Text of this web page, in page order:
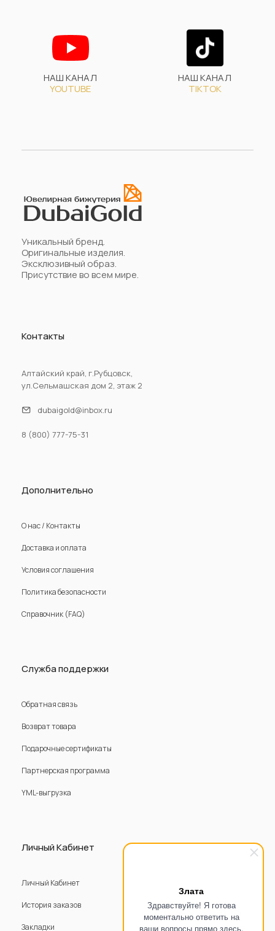
Злата
Здравствуйте! Я готова
моментально ответить на
ваши вопросы прямо здесь.
НАШ КАНАЛ
YOUTUBE
НАШ КАНАЛ
TIKTOK
Уникальный бренд.
Оригинальные изделия.
Эксклюзивный образ.
Присутствие во всем мире.
Контакты
Алтайский край, г.Рубцовск,
ул.Сельмашская дом 2, этаж 2
dubaigold@inbox.ru
8 (800) 777-75-31
Дополнительно
О нас / Контакты
Доставка и оплата
Условия соглашения
Политика безопасности
Справочник (FAQ)
Служба поддержки
Обратная связь
Возврат товара
Подарочные сертификаты
Партнерская программа
YML-выгрузка
Личный Кабинет
Личный Кабинет
История заказов
Закладки